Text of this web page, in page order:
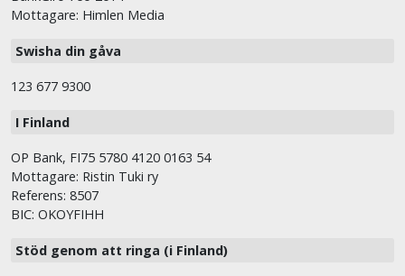
Mottagare: Himlen Media
Swisha din gåva
123 677 9300
I Finland
OP Bank, FI75 5780 4120 0163 54
Mottagare: Ristin Tuki ry
Referens: 8507
BIC: OKOYFIHH
Stöd genom att ringa (i Finland)